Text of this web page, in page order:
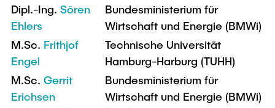
Dipl.-Ing. Sören
Ehlers
Bundesministerium für
Wirtschaft und Energie (BMWi)
M.Sc. Frithjof
Engel
Technische Universität
Hamburg-Harburg (TUHH)
M.Sc. Gerrit
Erichsen
Bundesministerium für
Wirtschaft und Energie (BMWi)